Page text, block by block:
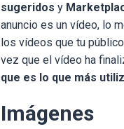
sugeridos y
anuncio es un vídeo, lo
los vídeos que tu
vez que el vídeo ha
que es lo que más
Imágenes